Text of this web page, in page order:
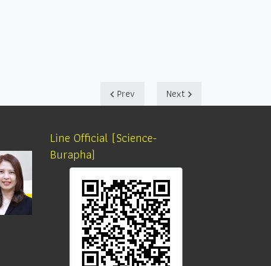
Prev Next
Line Official (Science-
Burapha)